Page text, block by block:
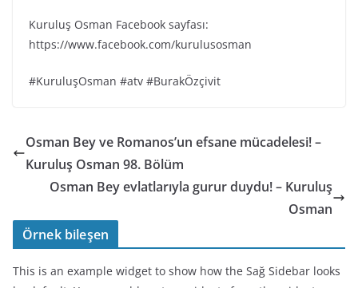
Kuruluş Osman Facebook sayfası:
https://www.facebook.com/kurulusosman
#KuruluşOsman #atv #BurakÖzçivit
Osman Bey ve Romanos’un efsane mücadelesi! –
Kuruluş Osman 98. Bölüm
Osman Bey evlatlarıyla gurur duydu! – Kuruluş
Osman
Örnek bileşen
This is an example widget to show how the Sağ Sidebar looks